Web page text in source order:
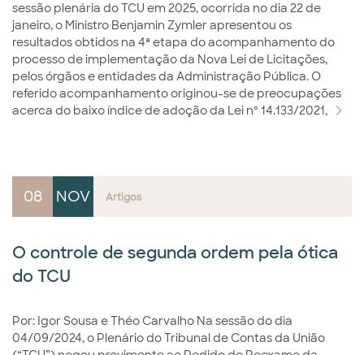
sessão plenária do TCU em 2025, ocorrida no dia 22 de
janeiro, o Ministro Benjamin Zymler apresentou os
resultados obtidos na 4ª etapa do acompanhamento do
processo de implementação da Nova Lei de Licitações,
pelos órgãos e entidades da Administração Pública. O
referido acompanhamento originou-se de preocupações
acerca do baixo índice de adoção da Lei nº 14.133/2021,
08 NOV Artigos
O controle de segunda ordem pela ótica
do TCU
Por: Igor Sousa e Théo Carvalho Na sessão do dia
04/09/2024, o Plenário do Tribunal de Contas da União